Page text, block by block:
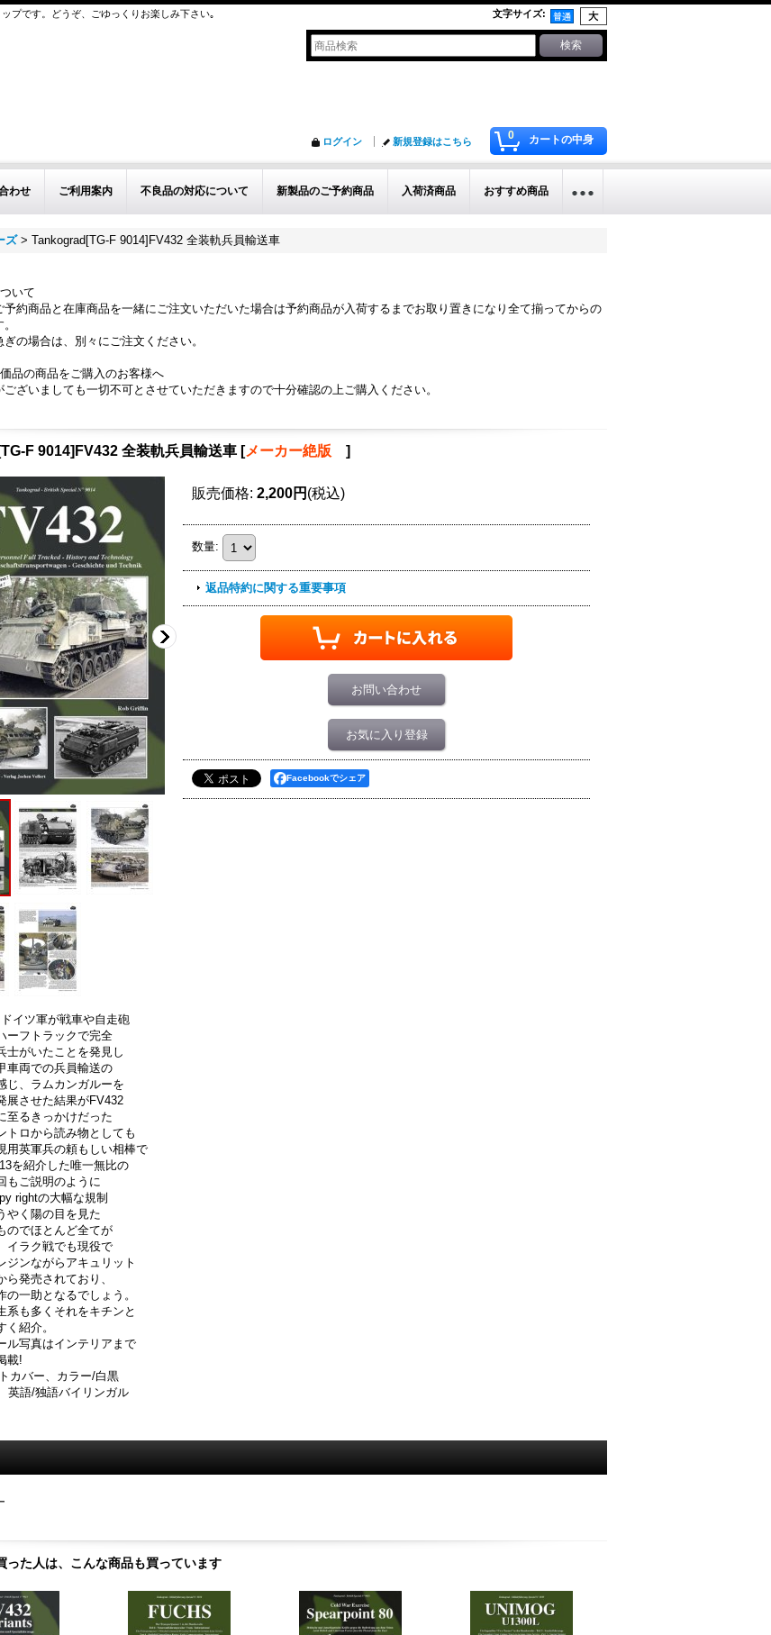
プです。どうぞ、ごゆっくりお楽しみ下さい｡ 文字サイズ:
0 カートの中身
ログイン 新規登録はこちら
わせ ご利用案内 不良品の対応について 新製品のご予約商品 入荷済商品 おすすめ商品
ズ > Tankograd[TG-F 9014]FV432 全装軌兵員輸送車
いて
予約商品と在庫商品を一緒にご注文いただいた場合は予約商品が入荷するまでお取り置きになり全て揃ってからの
の場合は、別々にご注文ください。
品の商品をご購入のお客様へ
ざいましても一切不可とさせていただきますので十分確認の上ご購入ください。
F 9014]FV432 全装軌兵員輸送車 [メーカー絶版 ]
販売価格: 2,200円 (税込)
数量:
返品特約に関する重要事項
お問い合わせ
お気に入り登録
Facebookでシェア
イツ軍が戦車や自走砲
ーフトラックで完全
士がいたことを発見し
車両での兵員輸送の
じ、ラムカンガルーを
展させた結果がFV432
至るきっかけだった
トロから読み物としても
用英軍兵の頼もしい相棒で
を紹介した唯一無比の
もご説明のように
rightの大幅な規制
やく陽の目を見た
のでほとんど全てが
イラク戦でも現役で
ジンながらアキュリット
ら発売されており、
の一助となるでしょう。
系も多くそれをキチンと
く紹介。
ル写真はインテリアまで
載!
カバー、カラー/白黒
英語/独語バイリンガル
った人は、こんな商品も買っています